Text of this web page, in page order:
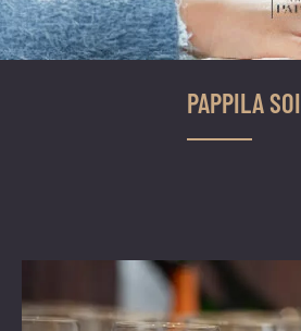
PAPPILA SOI